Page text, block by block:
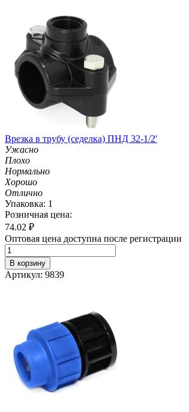
Врезка в трубу (седелка) ПНД 32-1/2'
Ужасно
Плохо
Нормально
Хорошо
Отлично
Упаковка: 1
Розничная цена:
74.02 ₽
Оптовая цена доступна после регистрации
В корзину
Артикул: 9839